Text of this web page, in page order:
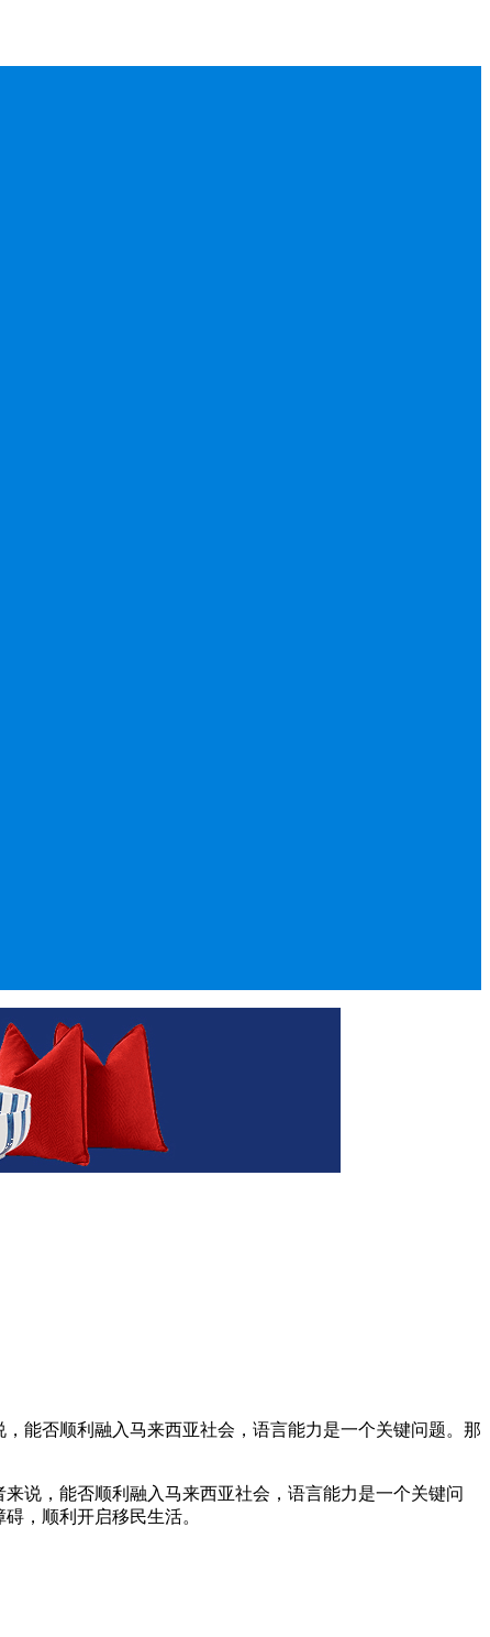
能否顺利融入马来西亚社会，语言能力是一个关键问题。那
说，能否顺利融入马来西亚社会，语言能力是一个关键问
，顺利开启移民生活。